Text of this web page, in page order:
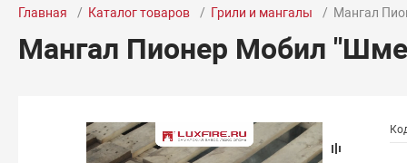
Главная Каталог товаров Грили и мангалы Мангал
Мангал Пионер Мобил